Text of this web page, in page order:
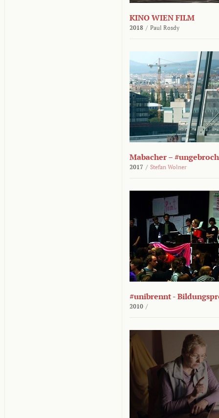
KINO WIEN FILM
2018 / Paul Rosdy
Mabacher –
2017 / Stefan Wolner
#unibrennt -
2010 /